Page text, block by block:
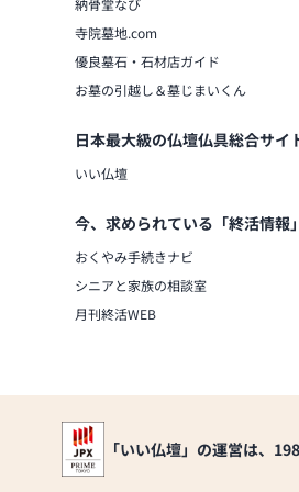
納骨堂なび
寺院墓地.com
優良墓石・石材店ガイド
お墓の引越し＆墓じまいくん
日本最大級の仏壇仏具総合サイ
いい仏壇
今、求められている「終活情報
おくやみ手続きナビ
シニアと家族の相談室
月刊終活WEB
「いい仏壇」の運営は、